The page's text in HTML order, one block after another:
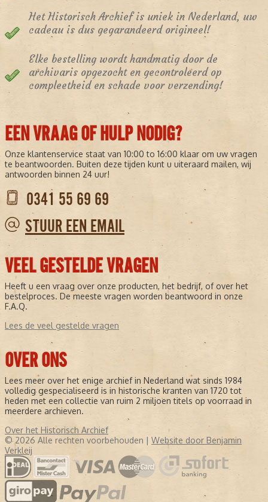
Het Historisch Archief is uniek in Nederland, uw
cadeau is dus gegarandeerd origineel!
Elke bestelling wordt handmatig door de
archivaris opgezocht en gecontroleerd op
compleetheid en schade voor verzending!
EEN VRAAG OF HULP NODIG?
Onze klantenservice staat van 10:00 to 16:00 klaar om uw vragen
te beantwoorden. Buiten deze tijden kunt u uiteraard mailen, wij
antwoorden binnen 24 uur!
0341 55 69 69
STUUR EEN EMAIL
VEEL GESTELDE VRAGEN
Heeft u een vraag over onze producten, het bedrijf, of over het
bestelproces. De meeste vragen worden beantwoord in onze
F.A.Q.
Lees de veel gestelde vragen
OVER ONS
Lees meer over het enige archief in Nederland wat sinds 1984
volledig gespecialiseerd is in historische kranten van 1720 tot
heden met een collectie van ruim 2 miljoen titels op voorraad in
meerdere archieven.
Over het Historisch Archief
© 2026 Alle rechten voorbehouden | Website door Benjamin
Verkleij